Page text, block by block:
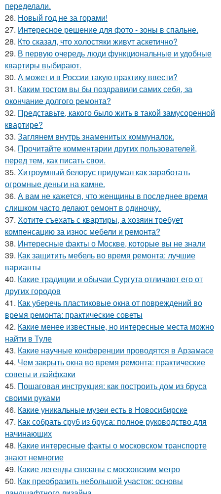
переделали.
26. Новый год не за горами!
27. Интересное решение для фото - зоны в спальне.
28. Кто сказал, что холостяки живут аскетично?
29. В первую очередь люди функциональные и удобные
квартиры выбирают.
30. А может и в России такую практику ввести?
31. Каким тостом вы бы поздравили самих себя, за
окончание долгого ремонта?
32. Представьте, какого было жить в такой замусоренной
квартире?
33. Заглянем внутрь знаменитых коммуналок.
34. Прочитайте комментарии других пользователей,
перед тем, как писать свои.
35. Хитроумный белорус придумал как заработать
огромные деньги на камне.
36. А вам не кажется, что женщины в последнее время
слишком часто делают ремонт в одиночку.
37. Хотите съехать с квартиры, а хозяин требует
компенсацию за износ мебели и ремонта?
38. Интересные факты о Москве, которые вы не знали
39. Как защитить мебель во время ремонта: лучшие
варианты
40. Какие традиции и обычаи Сургута отличают его от
других городов
41. Как уберечь пластиковые окна от повреждений во
время ремонта: практические советы
42. Какие менее известные, но интересные места можно
найти в Туле
43. Какие научные конференции проводятся в Арзамасе
44. Чем закрыть окна во время ремонта: практические
советы и лайфхаки
45. Пошаговая инструкция: как построить дом из бруса
своими руками
46. Какие уникальные музеи есть в Новосибирске
47. Как собрать сруб из бруса: полное руководство для
начинающих
48. Какие интересные факты о московском транспорте
знают немногие
49. Какие легенды связаны с московским метро
50. Как преобразить небольшой участок: основы